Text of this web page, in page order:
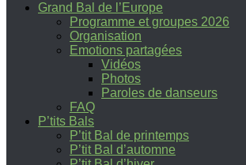
Grand Bal de l’Europe
Programme et groupes 2026
Organisation
Emotions partagées
Vidéos
Photos
Paroles de danseurs
FAQ
P’tits Bals
P’tit Bal de printemps
P’tit Bal d’automne